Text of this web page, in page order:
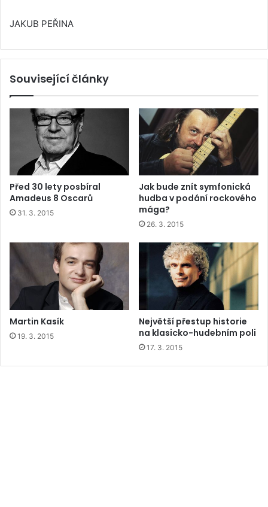
JAKUB PEŘINA
Související články
Před 30 lety posbíral
Amadeus 8 Oscarů
31. 3. 2015
Jak bude znít symfonická
hudba v podání rockového
mága?
26. 3. 2015
Martin Kasík
19. 3. 2015
Největší přestup historie
na klasicko-hudebním poli
17. 3. 2015